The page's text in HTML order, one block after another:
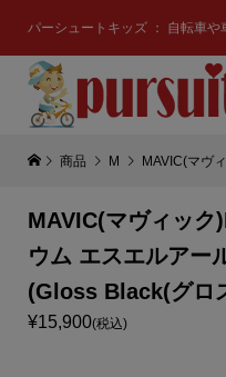
パーシュートキッズ ： 自転車や
商品 M MAVIC(マヴィック)KSYRIUM
MAVIC(マヴィック
ウム エスエルアー
(Gloss Black(グロ
¥15,900(税込)